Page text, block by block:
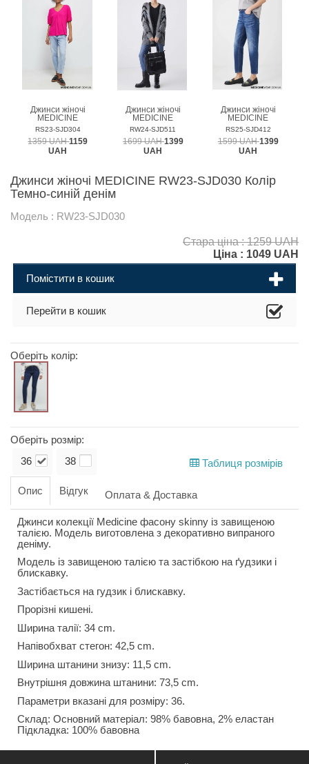
Джинси жіночі
MEDICINE
RS23-SJD304
1359 UAH1159
UAH
Джинси жіночі
MEDICINE
RW24-SJD511
1699 UAH1399
UAH
Джинси жіночі
MEDICINE
RS25-SJD412
1599 UAH1399
UAH
Джинси жіночі MEDICINE RW23-SJD030 Колір
Темно-синій денім
Модель : RW23-SJD030
Стара ціна : 1259 UAH
Ціна : 1049 UAH
Помістити в кошик
Перейти в кошик
Оберіть колір:
Оберіть розмір:
36 38 Таблиця розмірів
Опис Відгук Оплата & Доставка
Джинси колекції Medicine фасону skinny із завищеною
талією. Модель виготовлена з декоративно випраного
деніму.
Модель із завищеною талією та застібкою на ґудзики і
блискавку.
Застібається на гудзик і блискавку.
Прорізні кишені.
Ширина талії: 34 cm.
Напівобхват стегон: 42,5 cm.
Ширина штанини знизу: 11,5 cm.
Внутрішня довжина штанини: 73,5 cm.
Параметри вказані для розміру: 36.
Склад: Основний матеріал: 98% бавовна, 2% еластан
Підкладка: 100% бавовна